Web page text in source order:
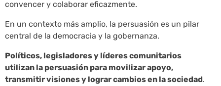
convencer y colaborar eficazmente.
En un contexto más amplio, la persuasión es un pilar
central de la democracia y la gobernanza.
Políticos, legisladores y líderes comunitarios
utilizan la persuasión para movilizar apoyo,
transmitir visiones y lograr cambios en la sociedad.